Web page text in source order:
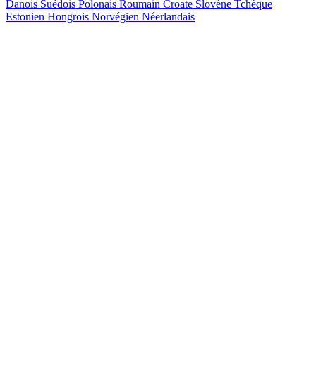
Danois Suédois Polonais Roumain Croate Slovène Tchèque
Estonien Hongrois Norvégien Néerlandais